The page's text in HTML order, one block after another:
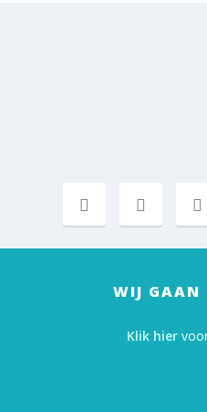
WIJ GAAN
Klik hier